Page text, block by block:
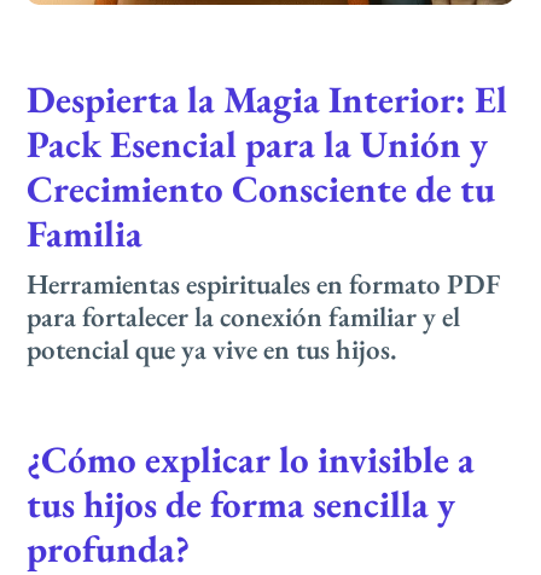
Despierta la Magia Interior: El
Pack Esencial para la Unión y
Crecimiento Consciente de tu
Familia
Herramientas espirituales en formato PDF
para fortalecer la conexión familiar y el
potencial que ya vive en tus hijos.
¿Cómo explicar lo invisible a
tus hijos de forma sencilla y
profunda?